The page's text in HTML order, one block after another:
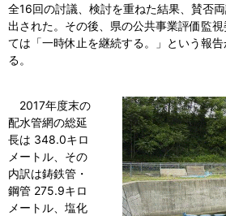
全16回の討議、検討を重ねた結果、賛否
出された。その後、県の公共事業評価監
ては「一時休止を継続する。」という報
る。
2017年度末の
配水管網の総延
長は 348.0キロ
メートル、その
内訳は鋳鉄管・
鋼管 275.9キロ
メートル、塩化